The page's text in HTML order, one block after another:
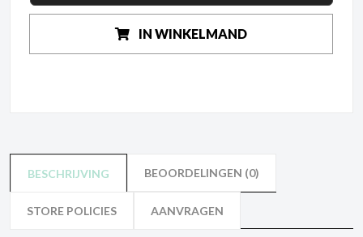
IN WINKELMAND
BESCHRIJVING BEOORDELINGEN (0)
STORE POLICIES AANVRAGEN